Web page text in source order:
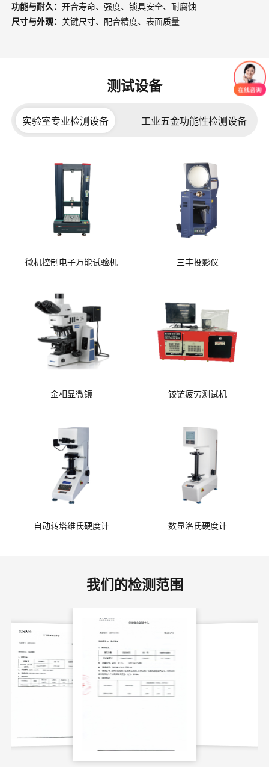
功能与耐久： 开合寿命、强度、锁具安全、耐腐蚀
尺寸与外观： 关键尺寸、配合精度、表面质量
测试设备
实验室专业检测设备 工业五金功能性检测设备
微机控制电子万能试验机 三丰投影仪
金相显微镜 铰链疲劳测试机
自动转塔维氏硬度计 数显洛氏硬度计
我们的检测范围